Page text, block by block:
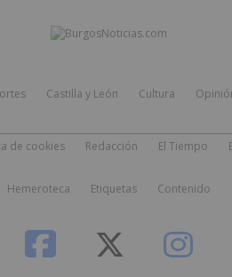
Castilla y León Cultura
de cookies Redacción El Tiempo
Hemeroteca Etiquetas Contenido